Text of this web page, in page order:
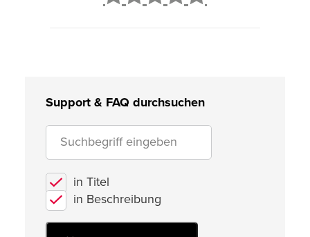
Support & FAQ durchsuchen
in Titel
in Beschreibung